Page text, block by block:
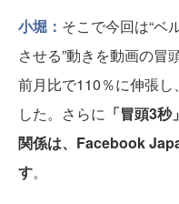
小堀： そこで今回は“ベ
させる”動きを動画の冒
前月比で110％に伸張
した。さらに 「冒頭3
関係は、Facebook
す。